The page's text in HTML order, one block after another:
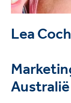
Lea
Australië